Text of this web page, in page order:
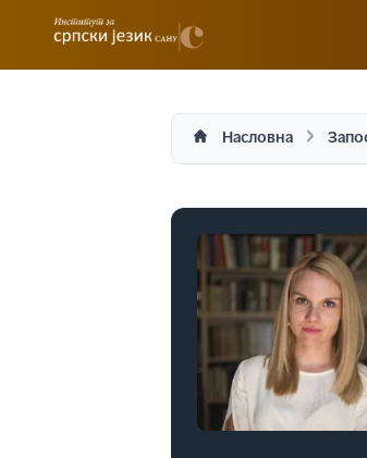
Насловна